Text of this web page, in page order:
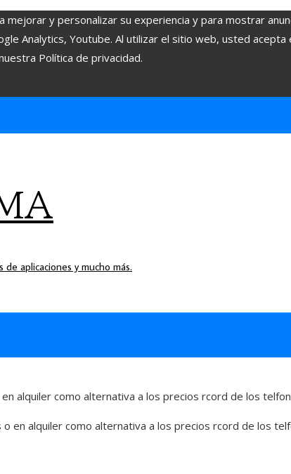
y personalizar su experiencia y para mostrar
Analytics, Youtube. Al utilizar el sitio web, usted
Política de privacidad.
aplicaciones y mucho más.
alquiler como alternativa a los precios rcord de los